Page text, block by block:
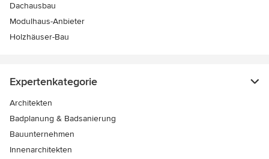
Dachausbau
Modulhaus-Anbieter
Holzhäuser-Bau
Expertenkategorie
Architekten
Badplanung & Badsanierung
Bauunternehmen
Innenarchitekten